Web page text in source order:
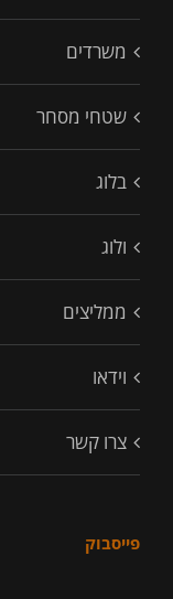
משרדים
שטחי מסחר
בלוג
ולוג
ממליצים
וידאו
צרו קשר
פייסבוק